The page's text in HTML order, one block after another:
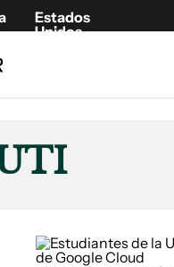
Estados
Unidos
Publicaciones